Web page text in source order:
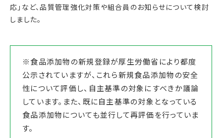
応」など、品質管理強化対策や組合員のお知らせについて検討
しました。
※食品添加物の新規登録が厚生労働省により都度
公示されていますが、これら新規食品添加物の安全
性について評価し、自主基準の対象にすべきか議論
しています。また、既に自主基準の対象となっている
食品添加物についても並行して再評価を行っていま
す。